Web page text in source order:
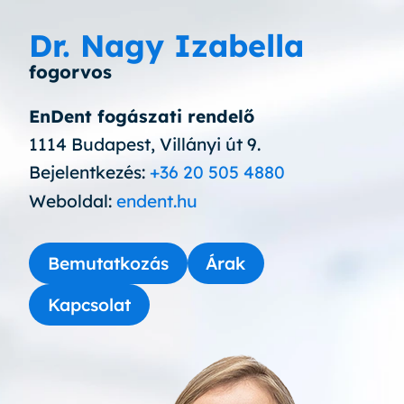
Dr. Nagy Izabella
fogorvos
EnDent fogászati rendelő
1114 Budapest, Villányi út 9.
Bejelentkezés: +36 20 505 4880
Weboldal: endent.hu
Bemutatkozás
Árak
Kapcsolat